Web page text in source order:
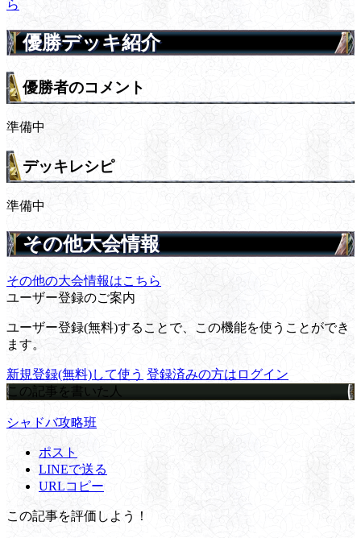
ら
優勝デッキ紹介
優勝者のコメント
準備中
デッキレシピ
準備中
その他大会情報
その他の大会情報はこちら
ユーザー登録のご案内
ユーザー登録(無料)することで、この機能を使うことができ
ます。
新規登録(無料)して使う 登録済みの方はログイン
この記事を書いた人
シャドバ攻略班
ポスト
LINEで送る
URLコピー
この記事を評価しよう！